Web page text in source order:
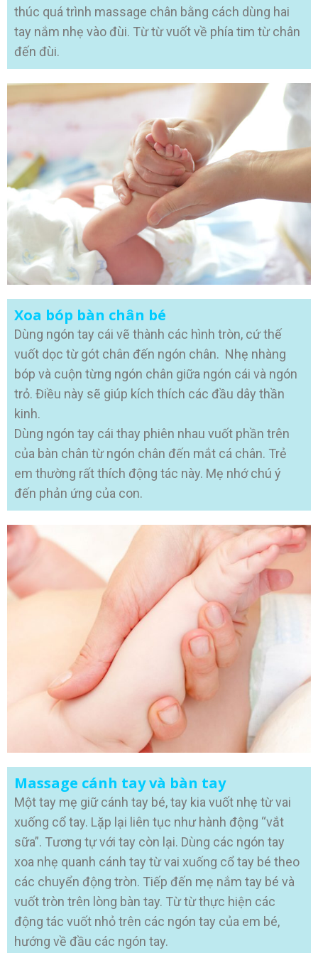
thúc quá trình massage chân bằng cách dùng hai
tay nắm nhẹ vào đùi. Từ từ vuốt về phía tim từ chân
đến đùi.
Xoa bóp bàn chân bé
Dùng ngón tay cái vẽ thành các hình tròn, cứ thế
vuốt dọc từ gót chân đến ngón chân. Nhẹ nhàng
bóp và cuộn từng ngón chân giữa ngón cái và ngón
trỏ. Điều này sẽ giúp kích thích các đầu dây thần
kinh.
Dùng ngón tay cái thay phiên nhau vuốt phần trên
của bàn chân từ ngón chân đến mắt cá chân. Trẻ
em thường rất thích động tác này. Mẹ nhớ chú ý
đến phản ứng của con.
Massage cánh tay và bàn tay
Một tay mẹ giữ cánh tay bé, tay kia vuốt nhẹ từ vai
xuống cổ tay. Lặp lại liên tục như hành động “vắt
sữa”. Tương tự với tay còn lại. Dùng các ngón tay
xoa nhẹ quanh cánh tay từ vai xuống cổ tay bé theo
các chuyển động tròn. Tiếp đến mẹ nắm tay bé và
vuốt tròn trên lòng bàn tay. Từ từ thực hiện các
động tác vuốt nhỏ trên các ngón tay của em bé,
hướng về đầu các ngón tay.